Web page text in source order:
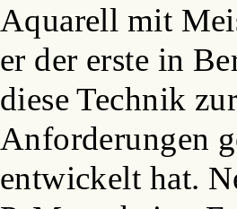
Aquarell mit
er der erste in
diese Technik
Anforderungen
entwickelt hat.